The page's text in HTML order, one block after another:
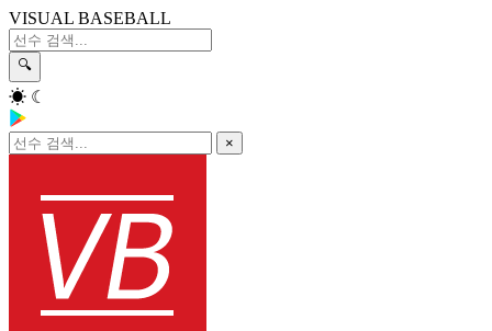
VISUAL BASEBALL
🔍
☀ ☾
×